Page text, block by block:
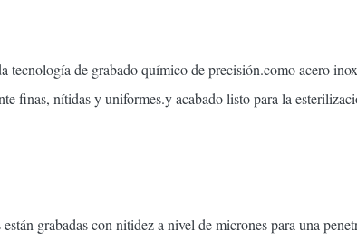
tecnología de grabado químico de precisión.como acero
finas, nítidas y uniformes.y acabado listo para la
grabadas con nitidez a nivel de micrones para una